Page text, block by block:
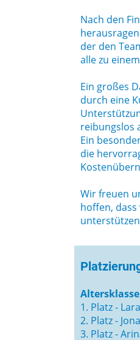
Nach den
der den
alle zu
Ein großes
durch eine
reibungslos
Ein
die
Wir freuen
hoffen,
1. Platz -
2. Platz -
3. Platz -